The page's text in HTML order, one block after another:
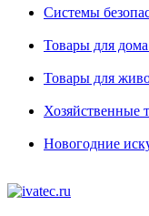
Системы
Товары для
Товары для
Хозяйственные
Новогодние